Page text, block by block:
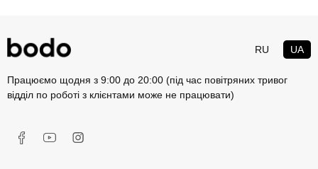
RU UA
Працюємо щодня з 9:00 до 20:00 (під час повітряних тривог
відділ по роботі з клієнтами може не працювати)